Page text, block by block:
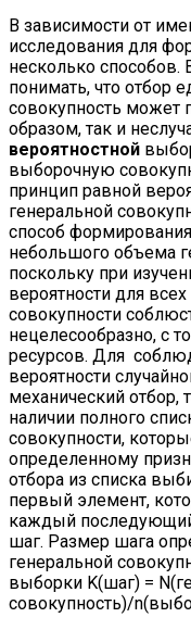
В зависимости от
исследования для
несколько
понимать, что отбор
совокупность может
образом, так и
вероятностной
выборочную
принцип равной
генеральной
способ
небольшого объема
поскольку при
вероятности для
совокупности
нецелесообразно, с
ресурсов. Для
вероятности
механический отбор,
наличии полного
совокупности,
определенному
отбора из списка
первый элемент,
каждый
шаг. Размер шага
генеральной
выборки K(шаг) =
совокупность)/